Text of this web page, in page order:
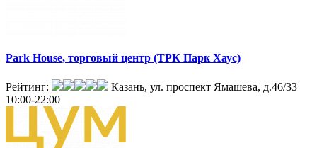
Park House, торговый центр (ТРК Парк Хаус)
Рейтинг:
Казань, ул. проспект Ямашева, д.46/33
10:00-22:00